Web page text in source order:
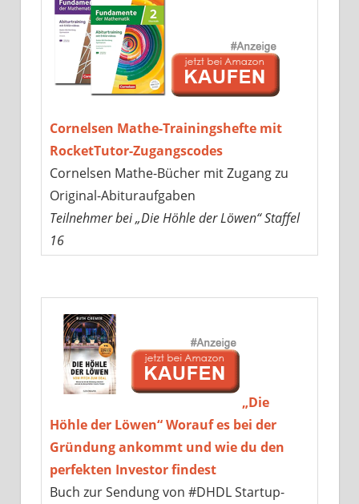
Cornelsen Mathe-Trainingshefte mit
RocketTutor-Zugangscodes
Cornelsen Mathe-Bücher mit Zugang zu
Original-Abituraufgaben
Teilnehmer bei „Die Höhle der Löwen“ Staffel
16
„Die
Höhle der Löwen“ Worauf es bei der
Gründung ankommt und wie du den
perfekten Investor findest
Buch zur Sendung von #DHDL Startup-